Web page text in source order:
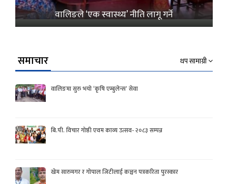
वालिङले ‘एक स्वास्थ्य’ नीति लागू गर्ने
समाचार थप सामाग्री
वालिङमा सुरु भयो ‘कृषि एम्बुलेन्स’ सेवा
बि.पी. विचार गोष्ठी एवम काव्य उत्सव- २०८३ सम्पन्न
खेम सारुमगर र गोपाल जिटीलाई कञ्चन पत्रकरिता पुरस्कार